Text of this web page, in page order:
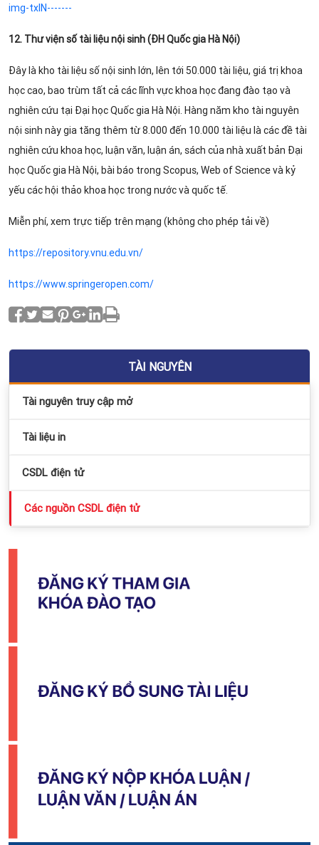
img-txIN-------
12. Thư viện số tài liệu nội sinh (ĐH Quốc gia Hà Nội)
Đây là kho tài liệu số nội sinh lớn, lên tới 50.000 tài liệu, giá trị khoa
học cao, bao trùm tất cả các lĩnh vực khoa học đang đào tạo và
nghiên cứu tại Đại học Quốc gia Hà Nội. Hàng năm kho tài nguyên
nội sinh này gia tăng thêm từ 8.000 đến 10.000 tài liệu là các đề tài
nghiên cứu khoa học, luận văn, luận án, sách của nhà xuất bản Đại
học Quốc gia Hà Nội, bài báo trong Scopus, Web of Science và kỷ
yếu các hội thảo khoa học trong nước và quốc tế.
Miễn phí, xem trực tiếp trên mạng (không cho phép tải về)
https://repository.vnu.edu.vn/
https://www.springeropen.com/
TÀI NGUYÊN
Tài nguyên truy cập mở
Tài liệu in
CSDL điện tử
Các nguồn CSDL điện tử